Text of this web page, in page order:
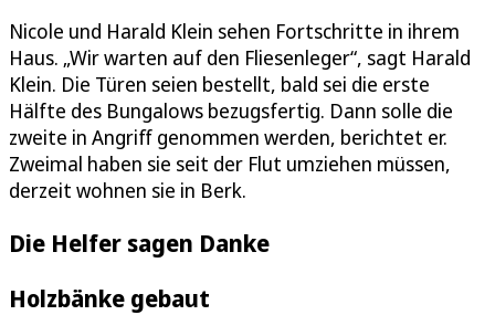
Nicole und Harald Klein sehen Fortschritte in ihrem
Haus. „Wir warten auf den Fliesenleger“, sagt Harald
Klein. Die Türen seien bestellt, bald sei die erste
Hälfte des Bungalows bezugsfertig. Dann solle die
zweite in Angriff genommen werden, berichtet er.
Zweimal haben sie seit der Flut umziehen müssen,
derzeit wohnen sie in Berk.
Die Helfer sagen Danke
Holzbänke gebaut